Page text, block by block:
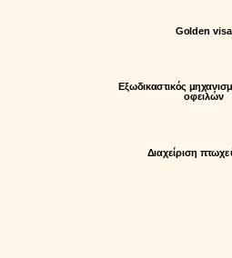
Golden visa
Εξωδικαστικός
οφειλών
Διαχείριση